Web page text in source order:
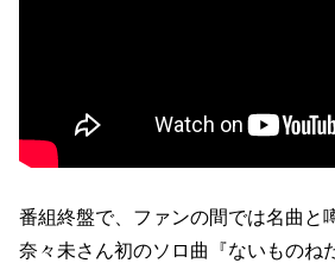
番組終盤で、ファンの間では名曲と
奈々未さん初のソロ曲『ないものね